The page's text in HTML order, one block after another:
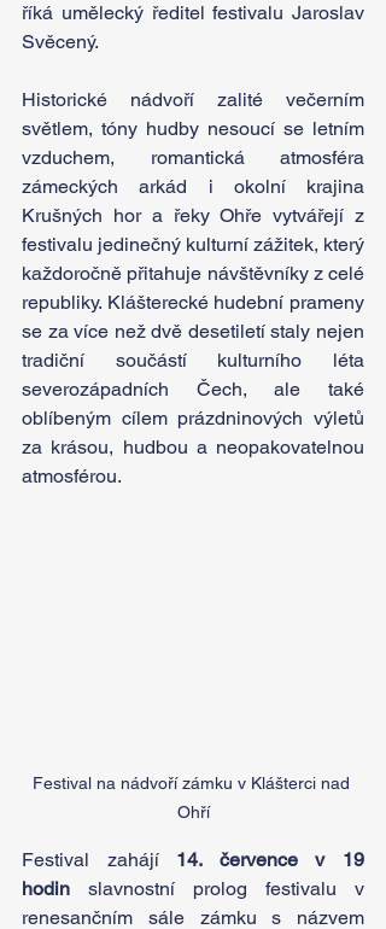
říká umělecký ředitel festivalu Jaroslav
Svěcený.
Historické nádvoří zalité večerním
světlem, tóny hudby nesoucí se letním
vzduchem, romantická atmosféra
zámeckých arkád i okolní krajina
Krušných hor a řeky Ohře vytvářejí z
festivalu jedinečný kulturní zážitek, který
každoročně přitahuje návštěvníky z celé
republiky. Klášterecké hudební prameny
se za více než dvě desetiletí staly nejen
tradiční součástí kulturního léta
severozápadních Čech, ale také
oblíbeným cílem prázdninových výletů
za krásou, hudbou a neopakovatelnou
atmosférou.
Festival na nádvoří zámku v Klášterci nad
Ohří
Festival zahájí 14. července v 19
hodin slavnostní prolog festivalu v